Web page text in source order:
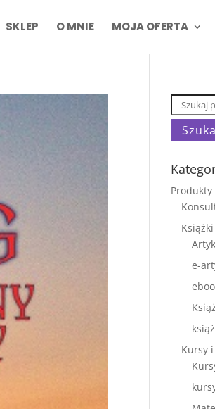
SKLEP O MNIE MOJA OFERTA
Szukaj:
Produkty
e-
Kursy